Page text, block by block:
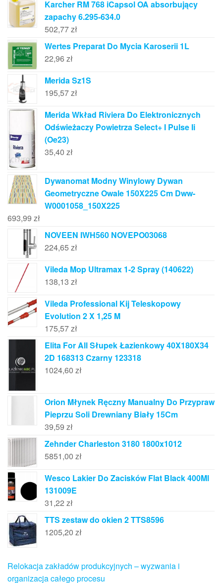
Karcher RM 768 iCapsol OA absorbujący
zapachy 6.295-634.0
502,77zł
Wertes Preparat Do Mycia Karoserii 1L
22,96 zł
Merida Sz1S
195,57zł
Merida Wkład Riviera Do Elektronicznych
Odświeżaczy Powietrza Select+ I Pulse Ii
(Oe23)
35,40 zł
Dywanomat Modny Winylowy Dywan
Geometryczne Owale 150X225 Cm Dww-
W0001058_150X225
693,99 zł
NOVEEN IWH560 NOVEPO03068
224,65 zł
Vileda Mop Ultramax 1-2 Spray (140622)
138,13 zł
Vileda Professional Kij Teleskopowy
Evolution 2 X 1,25 M
175,57zł
Elita For All Słupek Łazienkowy 40X180X34
2D 168313 Czarny 123318
1024,60 zł
Orion Młynek Ręczny Manualny Do Przypraw
Pieprzu Soli Drewniany Biały 15Cm
39,59 zł
Zehnder Charleston 3180 1800x1012
5851,00 zł
Wesco Lakier Do Zacisków Flat Black 400Ml
131009E
31,22 zł
TTS zestaw do okien 2 TTS8596
1205,20 zł
Relokacja zakładów produkcyjnych – wyzwania i
organizacja całego procesu